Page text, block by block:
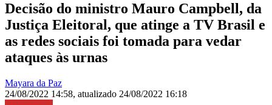
Decisão do ministro Mauro Campbell, da
Justiça Eleitoral, que atinge a TV Brasil e
as redes sociais foi tomada para vedar
ataques às urnas
Mayara da Paz
24/08/2022 14:58, atualizado 24/08/2022 16:18